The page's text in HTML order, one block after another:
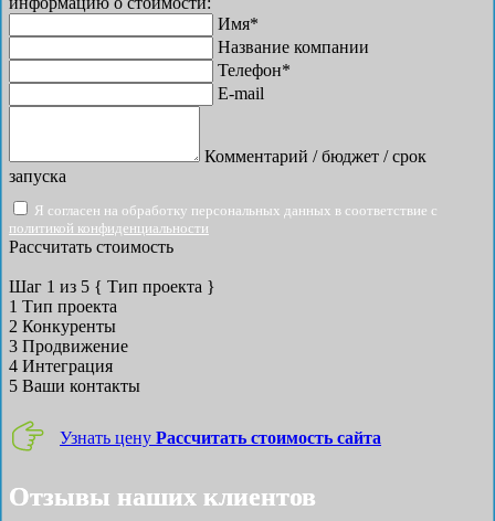
Имя*
Название компании
Телефон*
E-mail
Комментарий / бюджет / срок
запуска
Я согласен на обработку персональных данных в соответствие с
политикой конфиденциальности
Рассчитать стоимость
Шаг 1 из 5 { Тип проекта }
1 Тип проекта
2 Конкуренты
3 Продвижение
4 Интеграция
5 Ваши контакты
Узнать цену Рассчитать стоимость сайта
Отзывы наших клиентов